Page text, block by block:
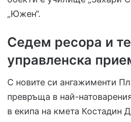
„Южен“.
Седем ресора и
управленска
С новите си ангажименти
превръща в най-
в екипа на кмета Костадин